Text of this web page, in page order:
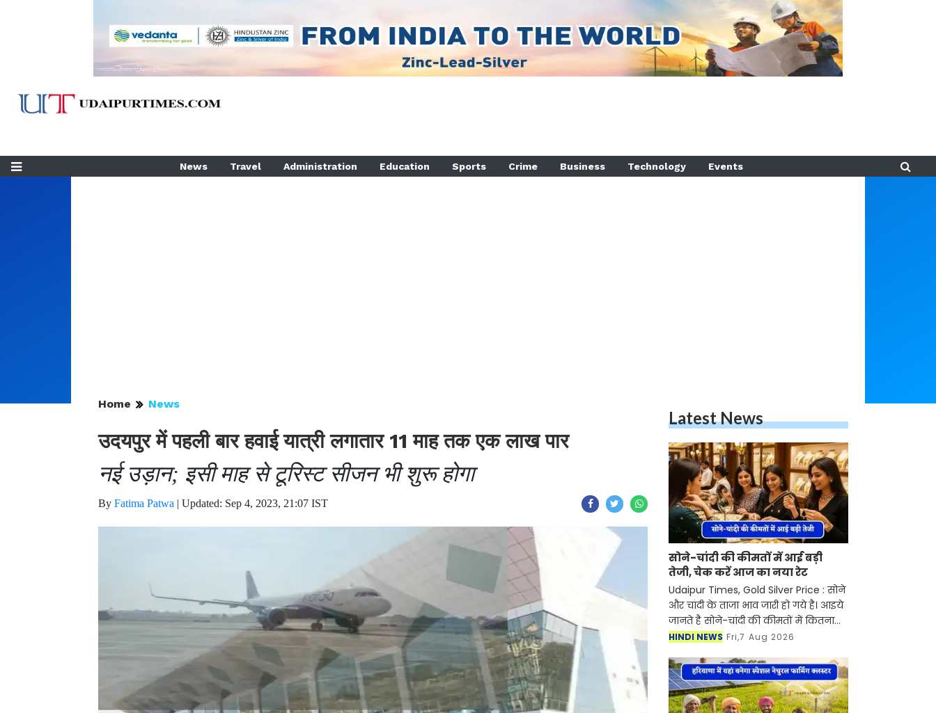
News Travel Administration Education Sports Crime Business Technology Events
Home News
उदयपुर में पहली बार हवाई यात्री लगातार 11 माह तक एक लाख पार
नई उड़ान; इसी माह से टूरिस्ट सीजन भी शुरू होगा
By Fatima Patwa | Updated: Sep 4, 2023, 21:07 IST
Latest News
सोने-चांदी की कीमतों में आई बड़ी
तेजी, चेक करें आज का नया रेट
Udaipur Times, Gold Silver Price : सोने
और चांदी के ताजा भाव जारी हो गये है। आइये
जानते है सोने-चांदी की कीमतों में कितना
बदलाव आया है। आज शुक्रवार, 7 अगस्त को
HINDI NEWS Fri,7 Aug 2026